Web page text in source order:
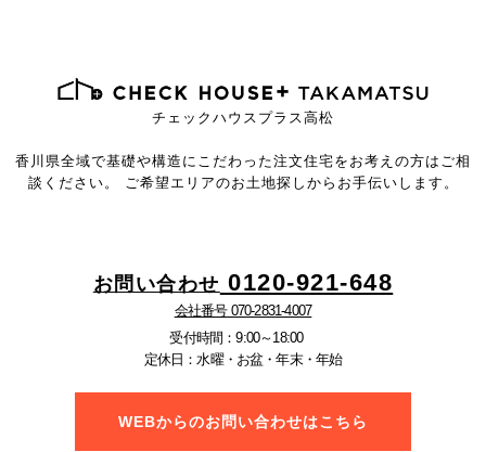
チェックハウスプラス高松
香川県全域で基礎や構造にこだわった注文住宅を お考えの方はご相
談ください。
ご希望エリアのお土地探しからお手伝いします。
お問い合わせ 0120-921-648
会社番号 070-2831-4007
受付時間：9:00～18:00
定休日：水曜・お盆・年末・年始
WEBからのお問い合わせはこちら